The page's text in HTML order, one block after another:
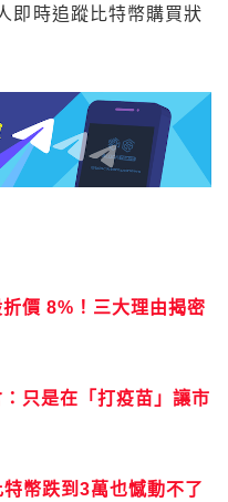
即時追蹤比特幣購買狀
價 8%！三大理由揭密
只是在「打疫苗」讓市
幣跌到3萬也憾動不了